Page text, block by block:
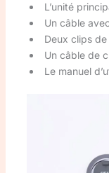
L’unité
Un câble
Deux clips
Un câble de
Le manuel